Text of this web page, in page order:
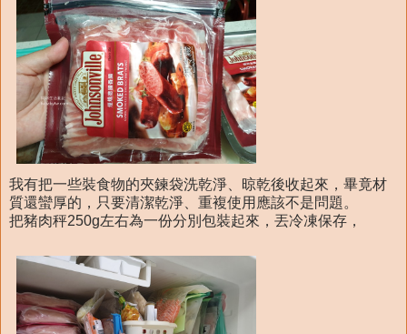
我有把一些裝食物的夾鍊袋洗乾淨、晾乾後收起來，畢竟材
質還蠻厚的，只要清潔乾淨、重複使用應該不是問題。
把豬肉秤250g左右為一份分別包裝起來，丟冷凍保存，